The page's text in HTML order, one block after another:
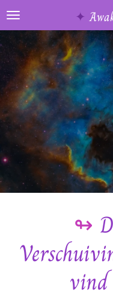
Ga
direct
naar
de
hoofdinhoud
✦
↬